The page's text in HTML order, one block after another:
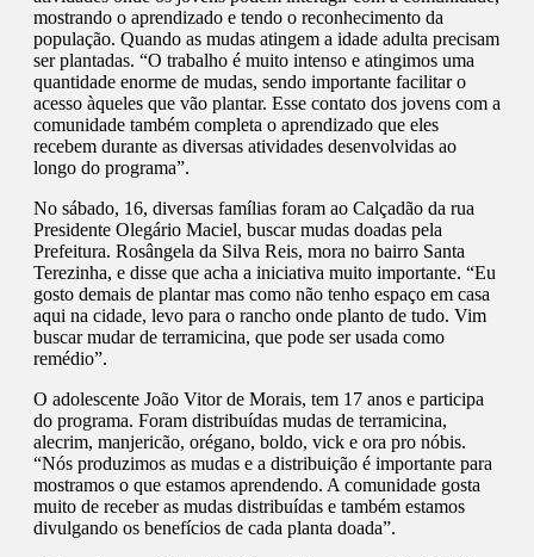
mostrando o aprendizado e tendo o reconhecimento da
população. Quando as mudas atingem a idade adulta precisam
ser plantadas. “O trabalho é muito intenso e atingimos uma
quantidade enorme de mudas, sendo importante facilitar o
acesso àqueles que vão plantar. Esse contato dos jovens com a
comunidade também completa o aprendizado que eles
recebem durante as diversas atividades desenvolvidas ao
longo do programa”.
No sábado, 16, diversas famílias foram ao Calçadão da rua
Presidente Olegário Maciel, buscar mudas doadas pela
Prefeitura. Rosângela da Silva Reis, mora no bairro Santa
Terezinha, e disse que acha a iniciativa muito importante. “Eu
gosto demais de plantar mas como não tenho espaço em casa
aqui na cidade, levo para o rancho onde planto de tudo. Vim
buscar mudar de terramicina, que pode ser usada como
remédio”.
O adolescente João Vitor de Morais, tem 17 anos e participa
do programa. Foram distribuídas mudas de terramicina,
alecrim, manjericão, orégano, boldo, vick e ora pro nóbis.
“Nós produzimos as mudas e a distribuição é importante para
mostramos o que estamos aprendendo. A comunidade gosta
muito de receber as mudas distribuídas e também estamos
divulgando os benefícios de cada planta doada”.